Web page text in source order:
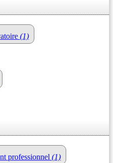
(1)
professionnel (1)